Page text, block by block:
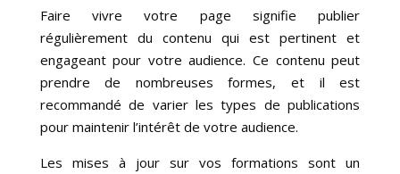
Faire vivre votre page signifie publier
régulièrement du contenu qui est pertinent et
engageant pour votre audience. Ce contenu peut
prendre de nombreuses formes, et il est
recommandé de varier les types de publications
pour maintenir l’intérêt de votre audience.
Les mises à jour sur vos formations sont un